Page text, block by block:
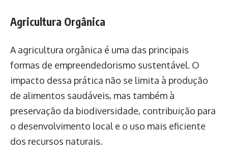
Agricultura Orgânica
A agricultura orgânica é uma das principais
formas de empreendedorismo sustentável. O
impacto dessa prática não se limita à produção
de alimentos saudáveis, mas também à
preservação da biodiversidade, contribuição para
o desenvolvimento local e o uso mais eficiente
dos recursos naturais.